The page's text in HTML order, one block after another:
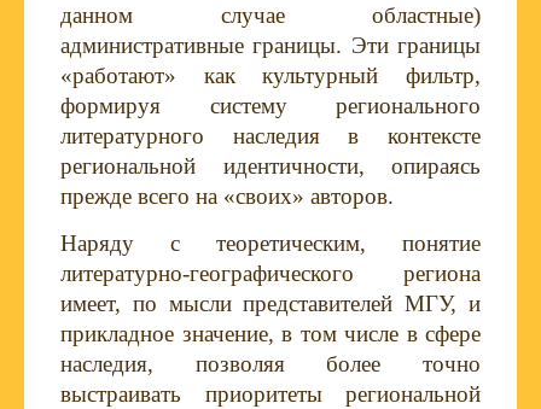
данном случае областные)
административные границы. Эти границы
«работают» как культурный фильтр,
формируя систему регионального
литературного наследия в контексте
региональной идентичности, опираясь
прежде всего на «своих» авторов.
Наряду с теоретическим, понятие
литературно-географического региона
имеет, по мысли представителей МГУ, и
прикладное значение, в том числе в сфере
наследия, позволяя более точно
выстраивать приоритеты региональной